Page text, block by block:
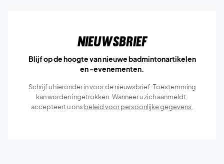
Nieuwsbrief
Blijf op de hoogte van nieuwe badmintonartikelen
en -evenementen.
Schrijf u hieronder in voor de nieuwsbrief. Toestemming
kan worden ingetrokken. Wanneer u zich aanmeldt,
accepteert u ons beleid voor persoonlijke gegevens.